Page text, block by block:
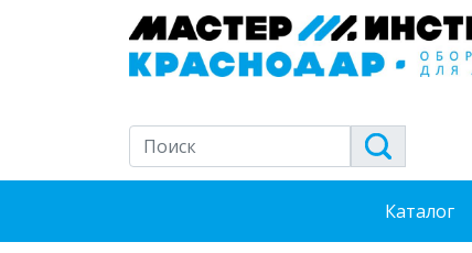
Каталог